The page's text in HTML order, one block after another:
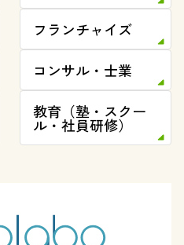
フランチャイズ
コンサル・士業
教育（塾・スクー
ル・社員研修）